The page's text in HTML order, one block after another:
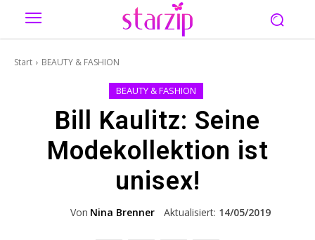
Start BEAUTY & FASHION
BEAUTY & FASHION
Bill Kaulitz: Seine
Modekollektion ist
unisex!
Von Nina Brenner Aktualisiert: 14/05/2019